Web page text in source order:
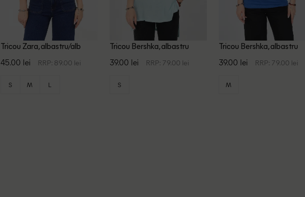
Tricou Zara, albastru/alb
45.00 lei RRP: 89.00 lei
S M L
Tricou Bershka, albastru
39.00 lei RRP: 79.00 lei
S
Tricou Bershka, albastru
39.00 lei RRP: 79.00 lei
M